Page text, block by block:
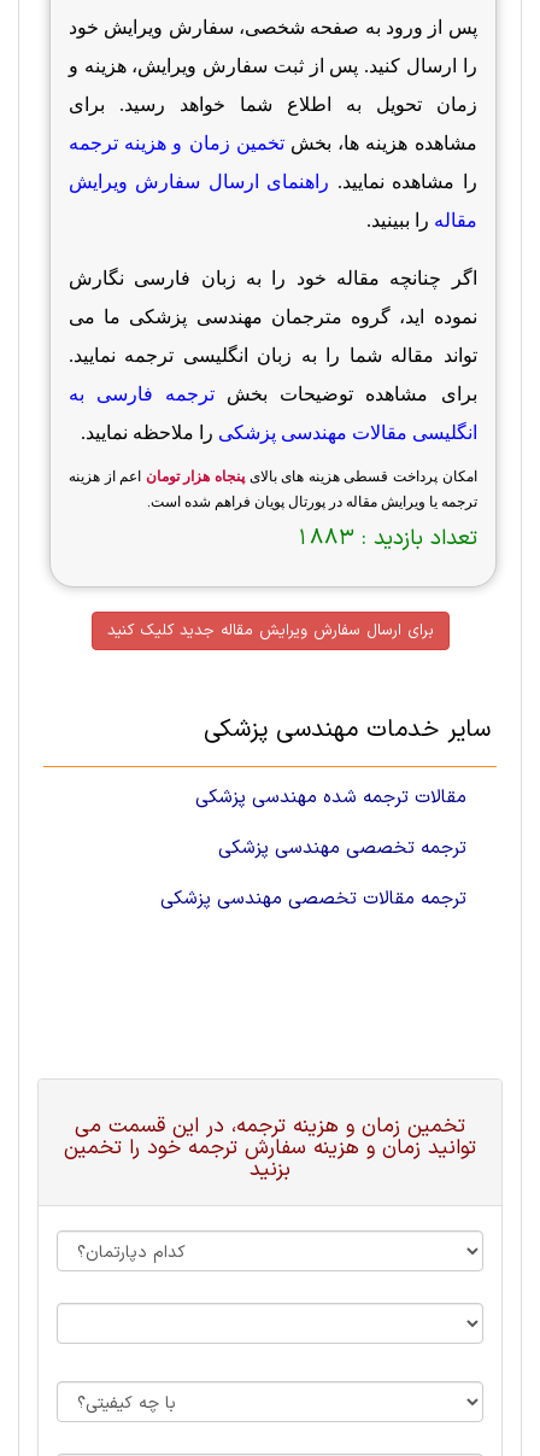
پس از ورود به صفحه شخصی، سفارش ویرایش خود
را ارسال کنید. پس از ثبت سفارش ویرایش، هزینه و
زمان تحویل به اطلاع شما خواهد رسید. برای
مشاهده هزینه ها، بخشتخمین زمان و هزینه ترجمه
را مشاهده نمایید. راهنمای ارسال سفارش ویرایش
مقاله را ببینید.
اگر چنانچه مقاله خود را به زبان فارسی نگارش
نموده اید، گروه مترجمان مهندسی پزشکی ما می
تواند مقاله شما را به زبان انگلیسی ترجمه نمایید.
برای مشاهده توضیحات بخش ترجمه فارسی به
انگلیسی مقالات مهندسی پزشکی را ملاحظه نمایید.
امکان پرداخت قسطی هزینه های بالایپنجاه هزار تومان اعم از هزینه
ترجمه یا ویرایش مقاله در پورتال پویان فراهم شده است.
تعداد بازدید : 1883
برای ارسال سفارش ویرایش مقاله جدید کلیک کنید
سایر خدمات مهندسی پزشکی
مقالات ترجمه شده مهندسی پزشکی
ترجمه تخصصی مهندسی پزشکی
ترجمه مقالات تخصصی مهندسی پزشکی
تخمین زمان و هزینه ترجمه، در این قسمت می
توانید زمان و هزینه سفارش ترجمه خود را تخمین
بزنید